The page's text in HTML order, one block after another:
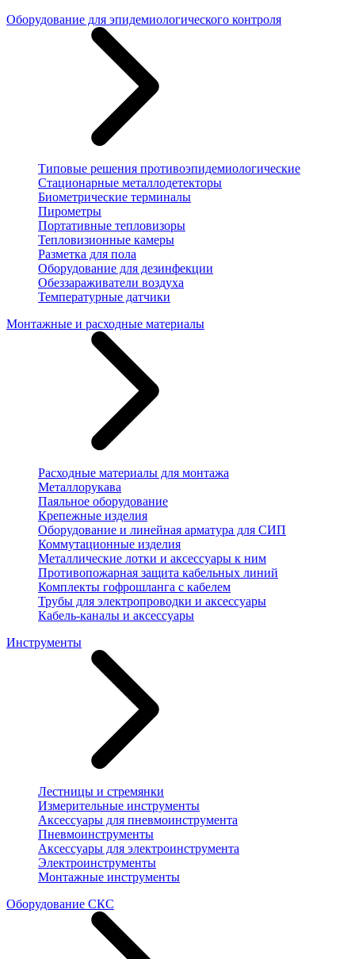
Оборудование для эпидемиологического контроля
Типовые решения противоэпидемиологические
Стационарные металлодетекторы
Биометрические терминалы
Пирометры
Портативные тепловизоры
Тепловизионные камеры
Разметка для пола
Оборудование для дезинфекции
Обеззараживатели воздуха
Температурные датчики
Монтажные и расходные материалы
Расходные материалы для монтажа
Металлорукава
Паяльное оборудование
Крепежные изделия
Оборудование и линейная арматура для СИП
Коммутационные изделия
Металлические лотки и аксессуары к ним
Противопожарная защита кабельных линий
Комплекты гофрошланга с кабелем
Трубы для электропроводки и аксессуары
Кабель-каналы и аксессуары
Инструменты
Лестницы и стремянки
Измерительные инструменты
Аксессуары для пневмоинструмента
Пневмоинструменты
Аксессуары для электроинструмента
Электроинструменты
Монтажные инструменты
Оборудование СКС